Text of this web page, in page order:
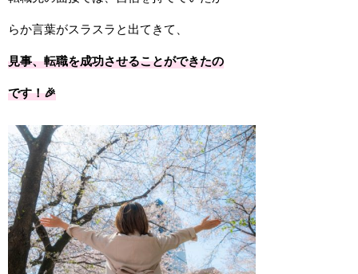
らか言葉がスラスラと出てきて、
見事、転職を成功させることができたの
です！🎉